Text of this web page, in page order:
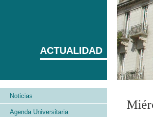
ACTUALIDAD
Noticias
Agenda Universitaria